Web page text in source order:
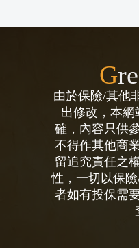
由於保險/其他
出修改，本網
確，內容只供
不得作其他商
留追究責任之
性，一切以保
者如有投保需